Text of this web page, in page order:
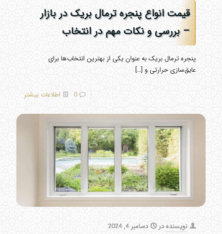
قیمت انواع پنجره ترمال بریک در بازار
– بررسی و نکات مهم در انتخاب
پنجره ترمال بریک به عنوان یکی از بهترین انتخاب‌ها برای
عایق‌سازی حرارتی و […]
0 اطلاعات بیشتر
نویسندهدر دسامبر 4, 2024